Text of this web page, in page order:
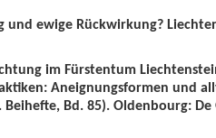
und ewige Rückwirkung?
im Fürstentum
Aneignungsformen und
Bd. 85). Oldenbourg: De